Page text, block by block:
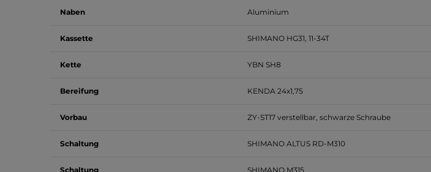
Naben Aluminium
Kassette SHIMANO HG31, 11-34T
Kette YBN SH8
Bereifung KENDA 24x1,75
Vorbau ZY-ST17 verstellbar, schwarze Schraube
Schaltung SHIMANO ALTUS RD-M310
Schaltung SHIMANO M315